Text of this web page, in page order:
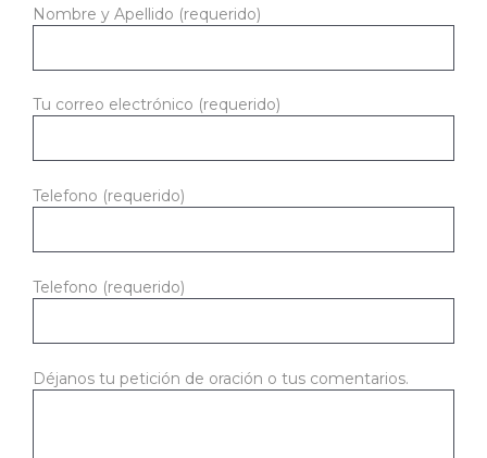
Nombre y Apellido (requerido)
Tu correo electrónico (requerido)
Telefono (requerido)
Telefono (requerido)
Déjanos tu petición de oración o tus comentarios.